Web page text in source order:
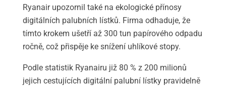
Ryanair upozornil také na ekologické přínosy
digitálních palubních lístků. Firma odhaduje, že
tímto krokem ušetří až 300 tun papírového odpadu
ročně, což přispěje ke snížení uhlíkové stopy.
Podle statistik Ryanairu již 80 % z 200 milionů
jejich cestujících digitální palubní lístky pravidelně